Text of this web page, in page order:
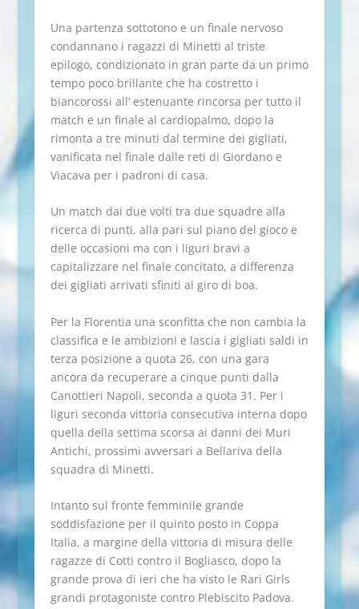
Una partenza sottotono e un finale nervoso
condannano i ragazzi di Minetti al triste
epilogo, condizionato in gran parte da un primo
tempo poco brillante che ha costretto i
biancorossi all’ estenuante rincorsa per tutto il
match e un finale al cardiopalmo, dopo la
rimonta a tre minuti dal termine dei gigliati,
vanificata nel finale dalle reti di Giordano e
Viacava per i padroni di casa.
Un match dai due volti tra due squadre alla
ricerca di punti, alla pari sul piano del gioco e
delle occasioni ma con i liguri bravi a
capitalizzare nel finale concitato, a differenza
dei gigliati arrivati sfiniti al giro di boa.
Per la Florentia una sconfitta che non cambia la
classifica e le ambizioni e lascia i gigliati saldi in
terza posizione a quota 26, con una gara
ancora da recuperare a cinque punti dalla
Canottieri Napoli, seconda a quota 31. Per i
liguri seconda vittoria consecutiva interna dopo
quella della settima scorsa ai danni dei Muri
Antichi, prossimi avversari a Bellariva della
squadra di Minetti.
Intanto sul fronte femminile grande
soddisfazione per il quinto posto in Coppa
Italia, a margine della vittoria di misura delle
ragazze di Cotti contro il Bogliasco, dopo la
grande prova di ieri che ha visto le Rari Girls
grandi protagoniste contro Plebiscito Padova.